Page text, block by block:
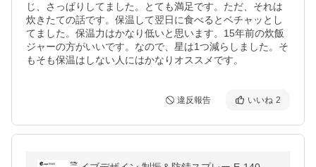
じ、さっぱりしてました。とても満足です。ただ、それは
炊きたての話です。保温して翌日に食べるとベチャッとし
てました。保温力はかなり低いと思います。15年前の炊飯
ジャーの方がいいです。なので、星は1つ減らしました。そ
もそも保温はしない人にはかなりオススメです。
違反報告 いいね 2